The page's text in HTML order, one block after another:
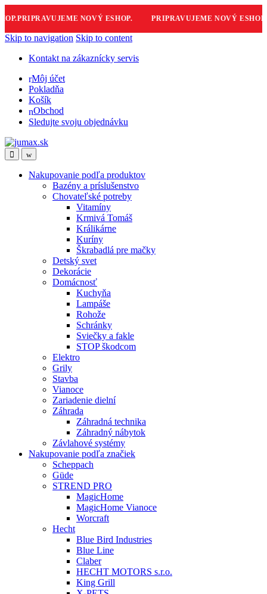
PRIPRAVUJEME NOVÝ ESHOP. PRIPRAVUJEME NOVÝ ESHOP.
Skip to navigation Skip to content
Kontakt na zákaznícky servis
Môj účet
Pokladňa
Košík
Obchod
Sledujte svoju objednávku
Nakupovanie podľa produktov
Bazény a príslušenstvo
Chovateľské potreby
Vitamíny
Krmivá Tomáš
Králikárne
Kuríny
Škrabadlá pre mačky
Detský svet
Dekorácie
Domácnosť
Kuchyňa
Lampáše
Rohože
Schránky
Sviečky a fakle
STOP škodcom
Elektro
Grily
Stavba
Vianoce
Zariadenie dielní
Záhrada
Záhradná technika
Záhradný nábytok
Závlahové systémy
Nakupovanie podľa značiek
Scheppach
Güde
STREND PRO
MagicHome
MagicHome Vianoce
Worcraft
Hecht
Blue Bird Industries
Blue Line
Claber
HECHT MOTORS s.r.o.
King Grill